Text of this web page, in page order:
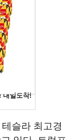
슬라 최고경